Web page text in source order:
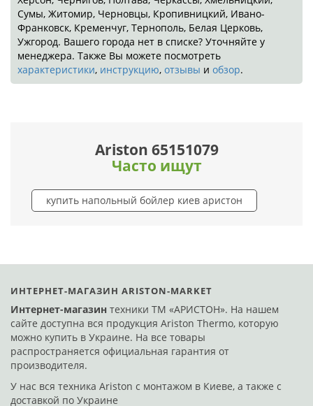
Сумы, Житомир, Черновцы, Кропивницкий, Ивано-
Франковск, Кременчуг, Тернополь, Белая Церковь,
Ужгород. Вашего города нет в списке? Уточняйте у
менеджера. Также Вы можете посмотреть
характеристики, инструкцию, отзывы и обзор.
Ariston 65151079
Часто ищут
купить напольный бойлер киев аристон
ИНТЕРНЕТ-МАГАЗИН ARISTON-MARKET
Интернет-магазин техники ТМ «АРИСТОН». На нашем
сайте доступна вся продукция Ariston Thermo, которую
можно купить в Украине. На все товары
распространяется официальная гарантия от
производителя.
У нас вся техника Ariston с монтажом в Киеве, а также с
доставкой по Украине